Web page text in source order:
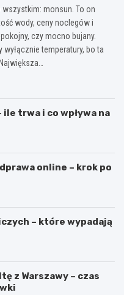
wszystkim: monsun. To on
wody, ceny noclegów i
czy mocno bujany.
wyłącznie temperatury, bo ta
ile trwa i co wpływa na
online – krok po
– które wypadają
z Warszawy – czas